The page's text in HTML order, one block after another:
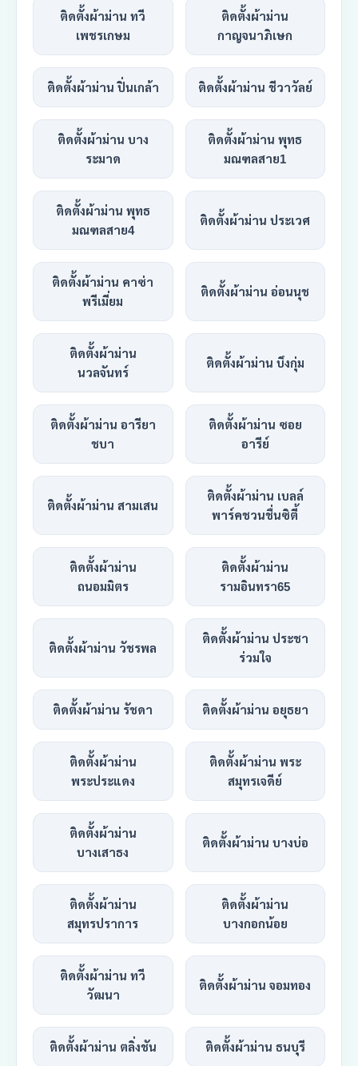
ติดตั้งผ้าม่าน ทวี
เพชรเกษม
ติดตั้งผ้าม่าน
กาญจนาภิเษก
ติดตั้งผ้าม่าน ปิ่นเกล้า ติดตั้งผ้าม่าน ชีวาวัลย์
ติดตั้งผ้าม่าน บาง
ระมาด
ติดตั้งผ้าม่าน พุทธ
มณฑลสาย1
ติดตั้งผ้าม่าน พุทธ
มณฑลสาย4
ติดตั้งผ้าม่าน ประเวศ
ติดตั้งผ้าม่าน คาซ่า
พรีเมี่ยม
ติดตั้งผ้าม่าน อ่อนนุช
ติดตั้งผ้าม่าน
นวลจันทร์
ติดตั้งผ้าม่าน บึงกุ่ม
ติดตั้งผ้าม่าน อารียา
ชบา
ติดตั้งผ้าม่าน ซอย
อารีย์
ติดตั้งผ้าม่าน สามเสน
ติดตั้งผ้าม่าน เบลล์
พาร์คชวนชื่นซิตี้
ติดตั้งผ้าม่าน
ถนอมมิตร
ติดตั้งผ้าม่าน
รามอินทรา65
ติดตั้งผ้าม่าน วัชรพล
ติดตั้งผ้าม่าน ประชา
ร่วมใจ
ติดตั้งผ้าม่าน รัชดา ติดตั้งผ้าม่าน อยุธยา
ติดตั้งผ้าม่าน
พระประแดง
ติดตั้งผ้าม่าน พระ
สมุทรเจดีย์
ติดตั้งผ้าม่าน
บางเสาธง
ติดตั้งผ้าม่าน บางบ่อ
ติดตั้งผ้าม่าน
สมุทรปราการ
ติดตั้งผ้าม่าน
บางกอกน้อย
ติดตั้งผ้าม่าน ทวี
วัฒนา
ติดตั้งผ้าม่าน จอมทอง
ติดตั้งผ้าม่าน ตลิ่งชัน ติดตั้งผ้าม่าน ธนบุรี